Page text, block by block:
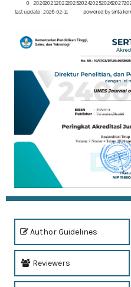
Author Guidelines
Reviewers